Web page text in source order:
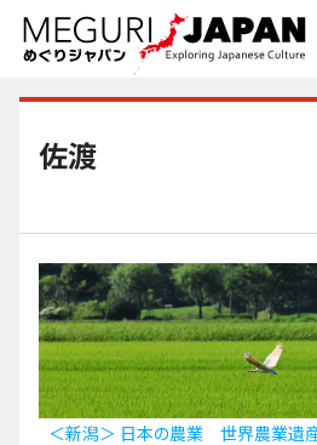
地域をめぐる
江戸・東京
甲信越
北陸
東海
近畿
文化
伝
芸
も
自
暦
佐渡
＜新潟＞ 日本の農業 世界農業遺産